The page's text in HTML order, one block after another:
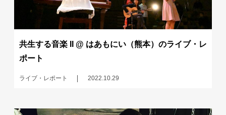
共生する音楽 II @ はあもにい（熊本）のライブ・レ
ポート
ライブ・レポート 2022.10.29